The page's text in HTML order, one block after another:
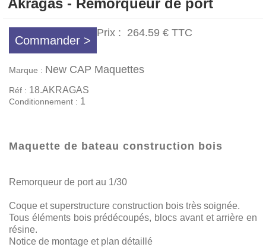
Commander >
Prix : 264.59 € TTC
Marque : New CAP Maquettes
Réf : 18.AKRAGAS
Conditionnement : 1
Maquette de bateau construction bois
Remorqueur de port au 1/30
Coque et superstructure construction bois très soignée.
Tous éléments bois prédécoupés, blocs avant et arrière en
résine.
Notice de montage et plan détaillé